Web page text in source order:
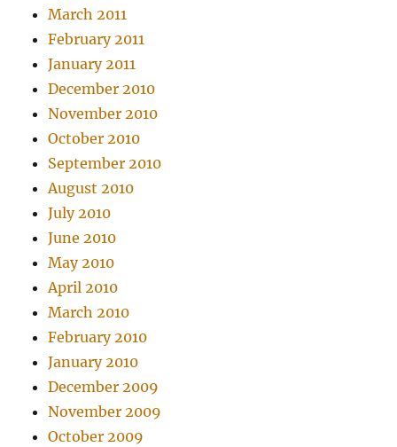
March 2011
February 2011
January 2011
December 2010
November 2010
October 2010
September 2010
August 2010
July 2010
June 2010
May 2010
April 2010
March 2010
February 2010
January 2010
December 2009
November 2009
October 2009